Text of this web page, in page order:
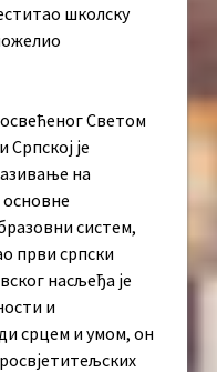
школску
Светом
је
на
систем,
први српски
насљеђа је
и
срцем и умом, он